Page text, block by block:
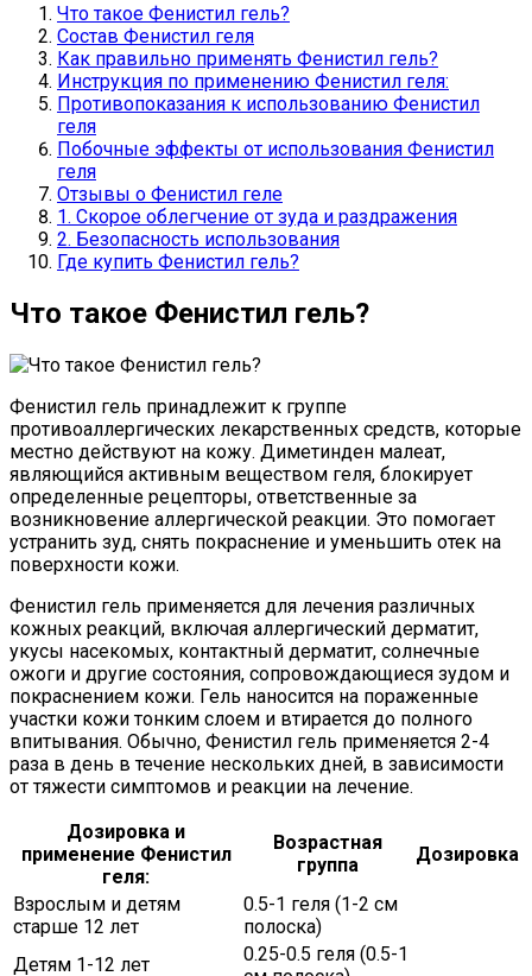
Что такое Фенистил гель?
Состав Фенистил геля
Как правильно применять Фенистил гель?
Инструкция по применению Фенистил геля:
Противопоказания к использованию Фенистил
геля
Побочные эффекты от использования Фенистил
геля
Отзывы о Фенистил геле
1. Скорое облегчение от зуда и раздражения
2. Безопасность использования
Где купить Фенистил гель?
Что такое Фенистил гель?
Фенистил гель принадлежит к группе
противоаллергических лекарственных средств, которые
местно действуют на кожу. Диметинден малеат,
являющийся активным веществом геля, блокирует
определенные рецепторы, ответственные за
возникновение аллергической реакции. Это помогает
устранить зуд, снять покраснение и уменьшить отек на
поверхности кожи.
Фенистил гель применяется для лечения различных
кожных реакций, включая аллергический дерматит,
укусы насекомых, контактный дерматит, солнечные
ожоги и другие состояния, сопровождающиеся зудом и
покраснением кожи. Гель наносится на пораженные
участки кожи тонким слоем и втирается до полного
впитывания. Обычно, Фенистил гель применяется 2-4
раза в день в течение нескольких дней, в зависимости
от тяжести симптомов и реакции на лечение.
Дозировка и
применение Фенистил
геля:
Возрастная
группа
Дозировка
Взрослым и детям
старше 12 лет
0.5-1 геля (1-2 см
полоска)
Детям 1-12 лет
0.25-0.5 геля (0.5-1